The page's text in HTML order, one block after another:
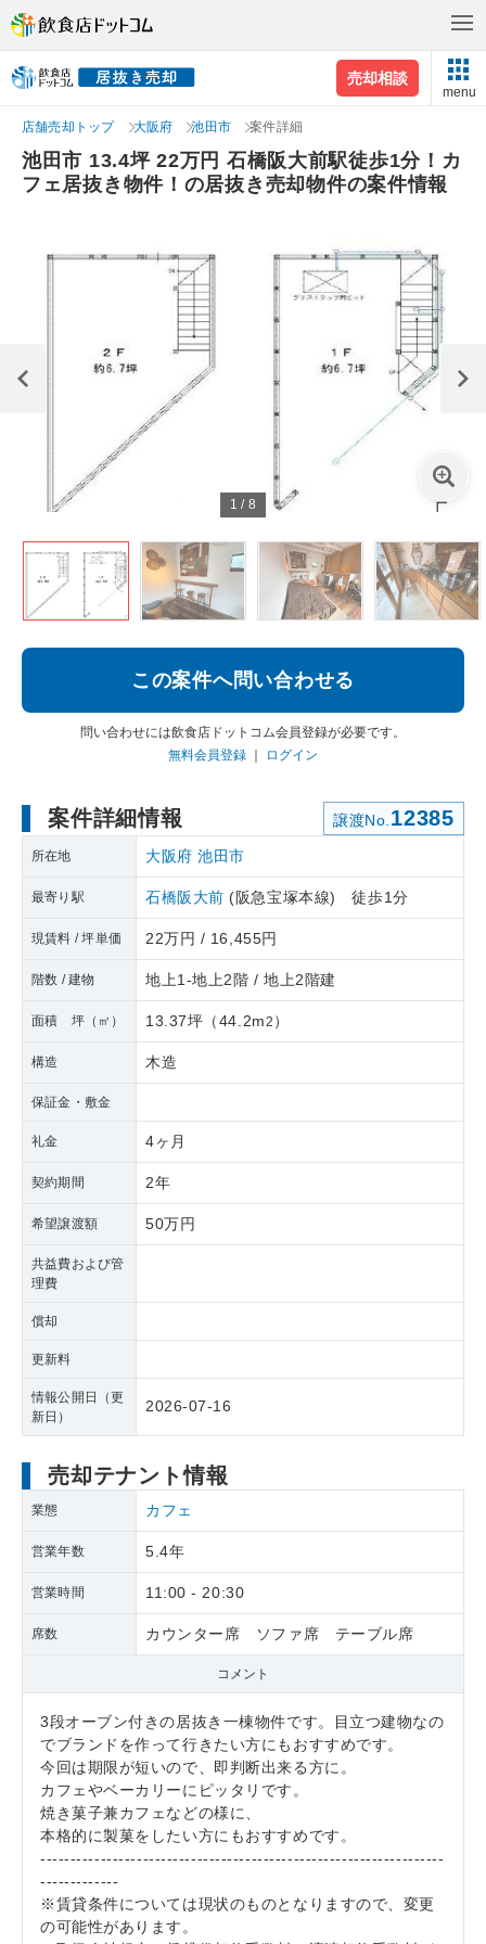
売却相談
menu
店舗売却トップ 大阪府 池田市 案件詳細
池田市 13.4坪 22万円 石橋阪大前駅徒歩1分！カ
フェ居抜き物件！の居抜き売却物件の案件情報
1 / 8
この案件へ問い合わせる
問い合わせには飲食店ドットコム会員登録が必要です。
無料会員登録
ログイン
案件詳細情報 譲渡No. 12385
所在地 大阪府 池田市
最寄り駅 石橋阪大前 (阪急宝塚本線) 徒歩1分
現賃料 / 坪単価 22万円 / 16,455円
階数 / 建物 地上1-地上2階 / 地上2階建
面積 坪（㎡） 13.37坪 （44.2m2 ）
構造 木造
保証金・敷金
礼金 4ヶ月
契約期間 2年
希望譲渡額 50万円
共益費および管
理費
償却
更新料
情報公開日（更
新日）
2026-07-16
売却テナント情報
業態 カフェ
営業年数 5.4年
営業時間 11:00 - 20:30
席数 カウンター席 ソファ席 テーブル席
コメント
3段オーブン付きの居抜き一棟物件です。目立つ建物なの
でブランドを作って行きたい方にもおすすめです。
今回は期限が短いので、即判断出来る方に。
カフェやベーカリーにピッタリです。
焼き菓子兼カフェなどの様に、
本格的に製菓をしたい方にもおすすめです。
-------------------------------------------------------------------
-------------
※賃貸条件については現状のものとなりますので、変更
の可能性があります。